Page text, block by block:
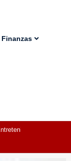
Finanzas